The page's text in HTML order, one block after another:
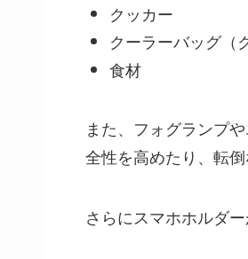
クッカー
クーラーバッグ（
食材
また、フォグランプ
全性を高めたり、転
さらにスマホホルダ